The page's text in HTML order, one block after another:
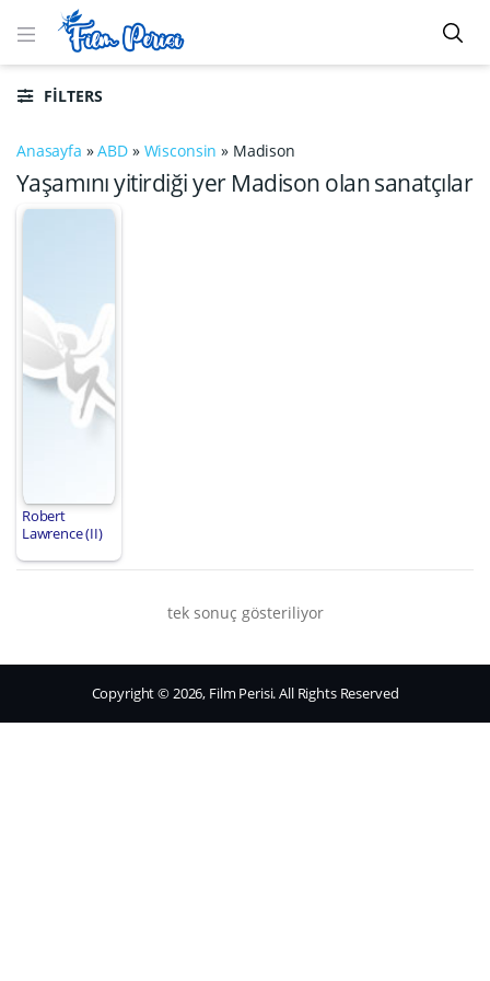
FILTERS
Anasayfa »ABD » Wisconsin » Madison
Yaşamını yitirdiği yer Madison olan sanatçılar
Robert
Lawrence (II)
tek sonuç gösteriliyor
Copyright © 2026, Film Perisi. All Rights Reserved